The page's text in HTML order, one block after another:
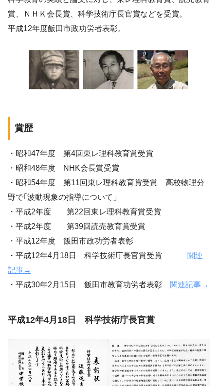
賞、ＮＨＫ会長賞、科学技術庁長官賞などを受賞。
平成12年度飯田市政功労者表彰。
賞歴
・昭和47年度 第4回東レ理科教育賞受賞
・昭和48年度 NHK会長賞受賞
・昭和54年度 第11回東レ理科教育賞受賞 高校物理分
野で｢波動現象の指導について」
・平成2年度 第22回東レ理科教育賞受賞
・平成2年度 第39回読売教育賞受賞
・平成12年度 飯田市政功労者表彰
・平成12年4月18日 科学技術庁長官賞受賞 関連
記事→
・平成30年2月15日 飯田市教育功労者表彰 関連記事→
平成12年4月18日 科学技術庁長官賞